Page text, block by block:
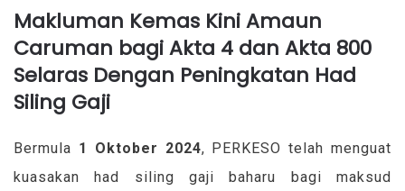
Makluman Kemas Kini Amaun
Caruman bagi Akta 4 dan Akta 800
Selaras Dengan Peningkatan Had
Siling Gaji
Bermula 1 Oktober 2024, PERKESO telah menguat
kuasakan had siling gaji baharu bagi maksud